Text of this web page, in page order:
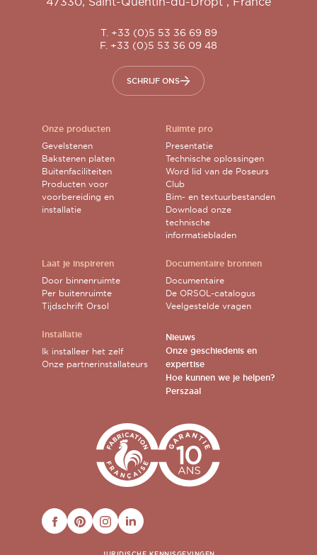
T. +33 (0)5 53 36 69 89
F. +33 (0)5 53 36 09 48
SCHRIJF ONS
Onze producten
Gevelstenen
Bakstenen platen
Buitenfaciliteiten
Producten voor
voorbereiding en
installatie
Laat je inspireren
Door binnenruimte
Per buitenruimte
Tijdschrift Orsol
Installatie
Ik installeer het zelf
Onze partnerinstallateurs
Ruimte pro
Presentatie
Technische oplossingen
Word lid van de Poseurs
Club
Bim- en textuurbestanden
Download onze
technische
informatiebladen
Documentaire bronnen
Documentaire
De ORSOL-catalogus
Veelgestelde vragen
Nieuws
Onze geschiedenis en
expertise
Hoe kunnen we je helpen?
Perszaal
FACEBOOKPINTERESTINSTAGRAM
LINKEDIN